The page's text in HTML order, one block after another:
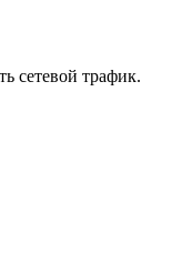
сетевой трафик.